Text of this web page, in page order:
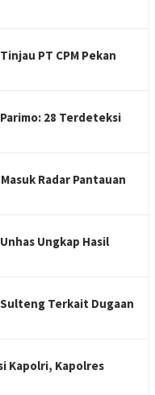
PT CPM Pekan
28 Terdeteksi
Radar Pantauan
Ungkap Hasil
Terkait Dugaan
Kapolri, Kapolres